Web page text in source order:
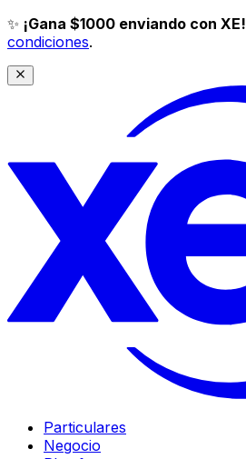
✨ ¡Gana $1000 enviando con XE!
condiciones.
Particulares
Negocio